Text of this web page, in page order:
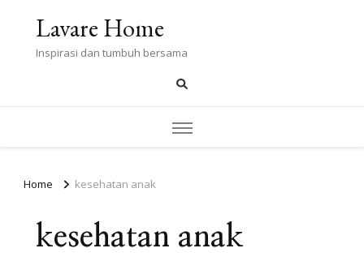
Lavare Home
Inspirasi dan tumbuh bersama
Home kesehatan anak
kesehatan anak